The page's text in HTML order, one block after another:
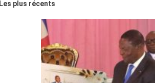
Les plus récents